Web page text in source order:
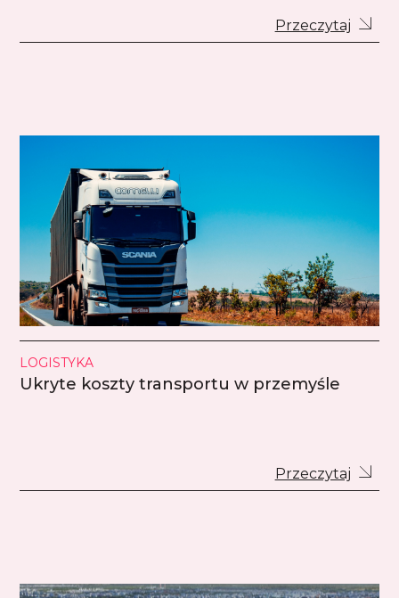
Przeczytaj
LOGISTYKA
Ukryte koszty transportu w przemyśle
Przeczytaj